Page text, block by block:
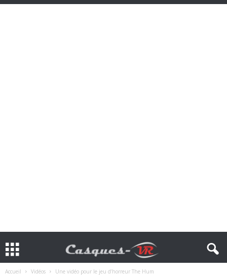
Accueil Vidéos Une vidéo pour le jeu d’horreur The Hum